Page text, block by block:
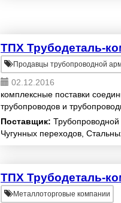
ТПХ Трубодеталь-
Продавцы трубопроводной
02.12.2016
комплексные поставки
трубопроводов и
Поставщик:
Чугунных переходов,
ТПХ Трубодеталь-
Металлоторговые компании